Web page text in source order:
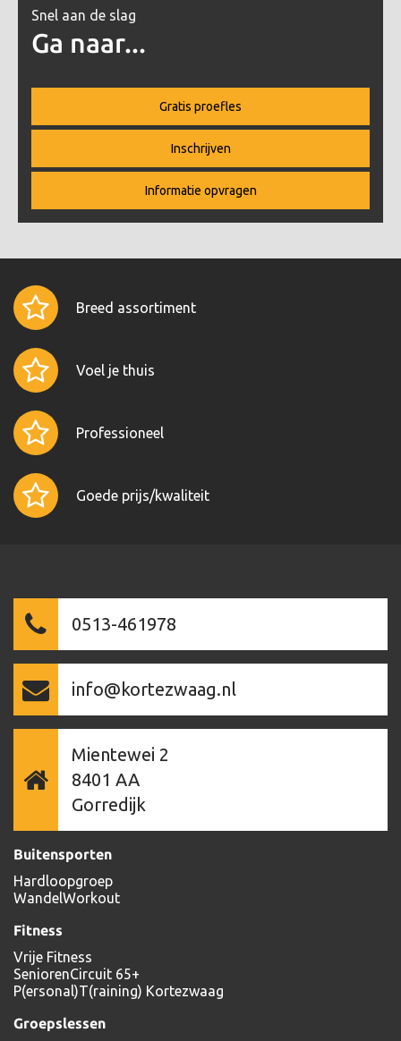
Snel aan de slag
Ga naar...
Gratis proefles
Inschrijven
Informatie opvragen
Breed assortiment
Voel je thuis
Professioneel
Goede prijs/kwaliteit
0513-461978
info@kortezwaag.nl
Mientewei 2
8401 AA
Gorredijk
Buitensporten
Hardloopgroep
WandelWorkout
Fitness
Vrije Fitness
SeniorenCircuit 65+
P(ersonal)T(raining) Kortezwaag
Groepslessen